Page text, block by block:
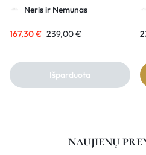
Neris ir Nemunas
167,30€ 239,00€
Išparduota
NAUJIENŲ